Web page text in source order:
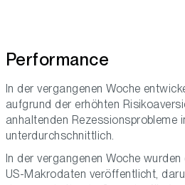
Performance
In der vergangenen Woche
aufgrund der erhöhten
anhaltenden Rezessionsprobleme
unterdurchschnittlich.
In der vergangenen Woche
US-Makrodaten veröffentlicht,